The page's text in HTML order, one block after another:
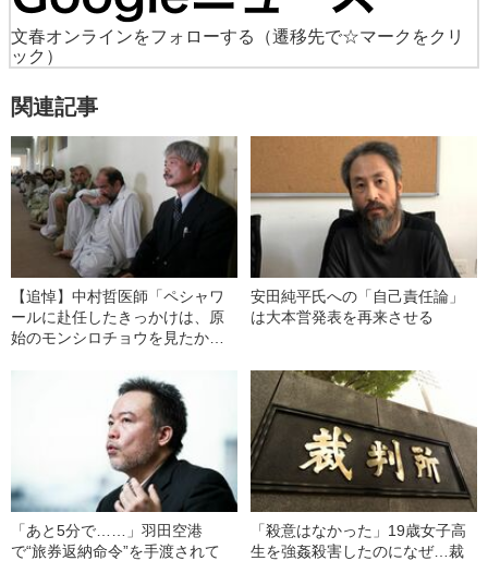
文春オンラインをフォローする
（遷移先で☆マークをクリ
ック）
関連記事
【追悼】中村哲医師「ペシャワ
ールに赴任したきっかけは、原
始のモンシロチョウを見たか
安田純平氏への「自己責任論」
は大本営発表を再来させる
「あと5分で……」羽田空港
で“旅券返納命令”を手渡されて
「殺意はなかった」19歳女子高
生を強姦殺害したのになぜ…裁